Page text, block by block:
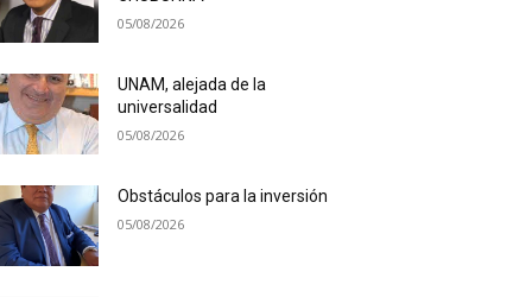
05/08/2026
UNAM, alejada de la
universalidad
05/08/2026
Obstáculos para la inversión
05/08/2026